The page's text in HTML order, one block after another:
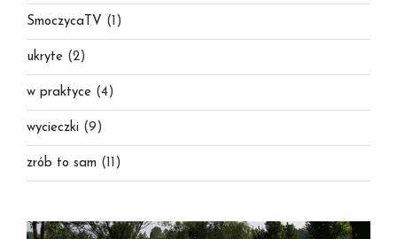
SmoczycaTV (1)
ukryte (2)
w praktyce (4)
wycieczki (9)
zrób to sam (11)